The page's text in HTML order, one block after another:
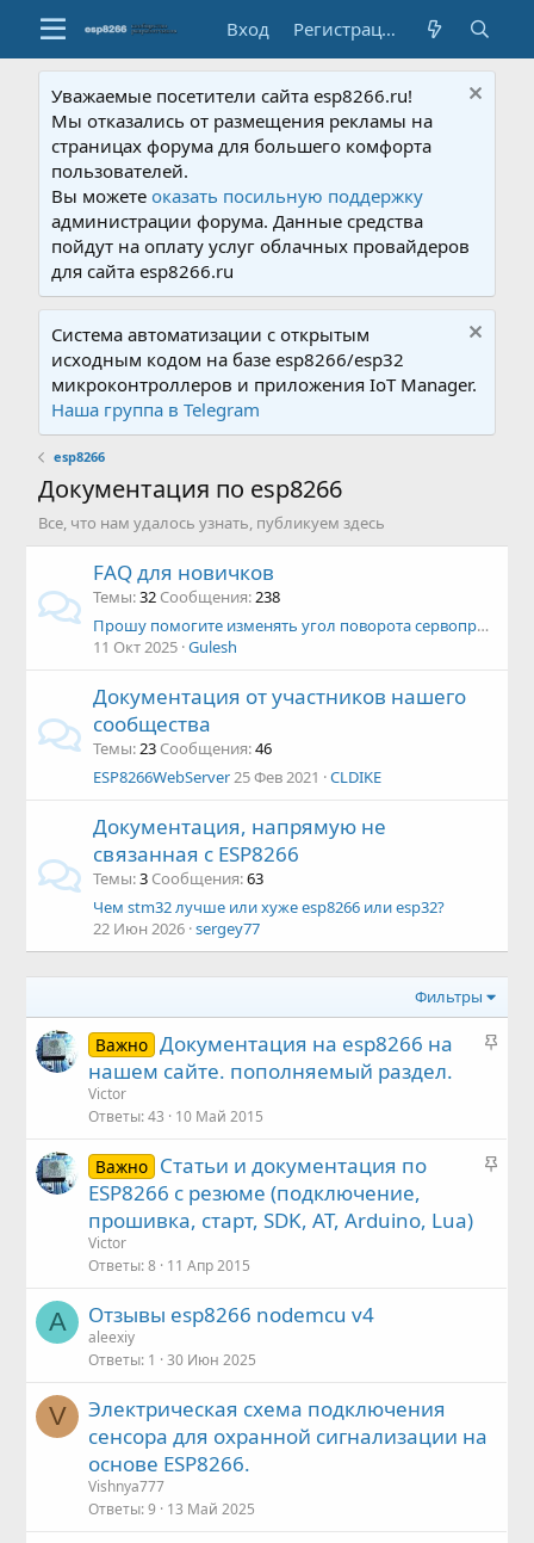
Вход Регистрация
Уважаемые посетители сайта esp8266.ru!
Мы отказались от размещения рекламы на
страницах форума для большего комфорта
пользователей.
Вы можетеоказать посильную поддержку
администрации форума. Данные средства
пойдут на оплату услуг облачных провайдеров
для сайта esp8266.ru
Система автоматизации с открытым
исходным кодом на базе esp8266/esp32
микроконтроллеров и приложения IoT Manager.
Наша группа в Telegram
esp8266
Документация по esp8266
Все, что нам удалось узнать, публикуем здесь
FAQ для новичков
Темы 32 Сообщения 238
Прошу помогите изменять угол поворота сервопривода с помощью локально сервера
11 Окт 2025 Gulesh
Документация от участников нашего
сообщества
Темы 23 Сообщения 46
ESP8266WebServer25 Фев 2021 CLDIKE
Документация, напрямую не
связанная с ESP8266
Темы 3 Сообщения 63
Чем stm32 лучше или хуже esp8266 или esp32?
22 Июн 2026 sergey77
Фильтры
З
п
Важно Документация на esp8266 на
нашем сайте. пополняемый раздел.
Victor
Ответы 43 10 Май 2015
З
Важно Статьи и документация по
ESP8266 с резюме (подключение,
прошивка, старт, SDK, AT, Arduino, Lua)
Victor
Ответы 8 11 Апр 2015
A Отзывы esp8266 nodemcu v4
aleexiy
Ответы 1 30 Июн 2025
V
Электрическая схема подключения
сенсора для охранной сигнализации на
основе ESP8266.
Vishnya777
Ответы 9 13 Май 2025